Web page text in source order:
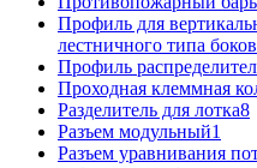
Профиль для
лестничного типа
Профиль
Проходная клеммная
Разделитель для лотка8
Разъем модульный1
Разъем уравнивания